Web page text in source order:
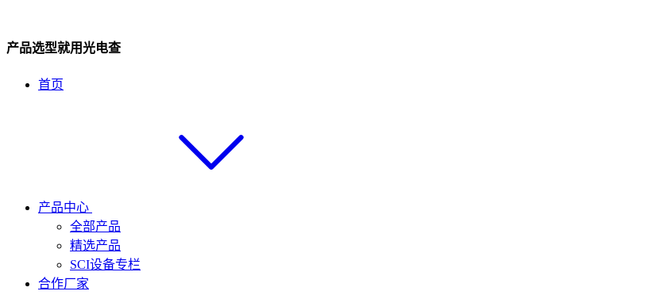
产品选型就用光电查
首页
产品中心
全部产品
精选产品
SCI设备专栏
合作厂家